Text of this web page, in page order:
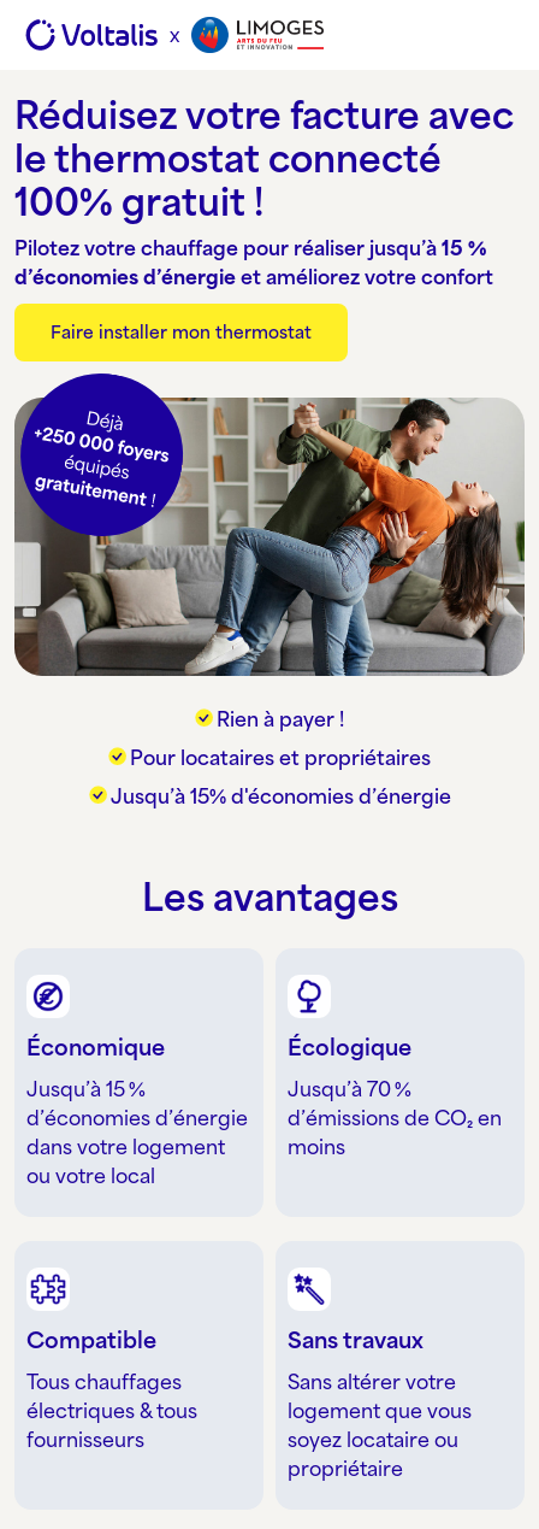
Aller au contenu
Skip to footer
x
Réduisez votre facture ​avec
le thermostat connecté ​
100% gratuit !
Pilotez votre chauffage pour réaliser jusqu’à 15 %
d’économies d’énergie et améliorez votre confort
Faire installer mon thermostat
Rien à payer !
Pour locataires et propriétaires
Jusqu’à 15% d'économies d’énergie
Les avantages
Économique
Jusqu’à 15 %
d’économies d’énergie
dans votre logement
ou votre local
Écologique
Jusqu’à 70 %
d’émissions de CO₂ en
moins
Compatible
Tous chauffages
électriques & tous
fournisseurs
Sans travaux
Sans altérer votre
logement que vous
soyez locataire ou
propriétaire